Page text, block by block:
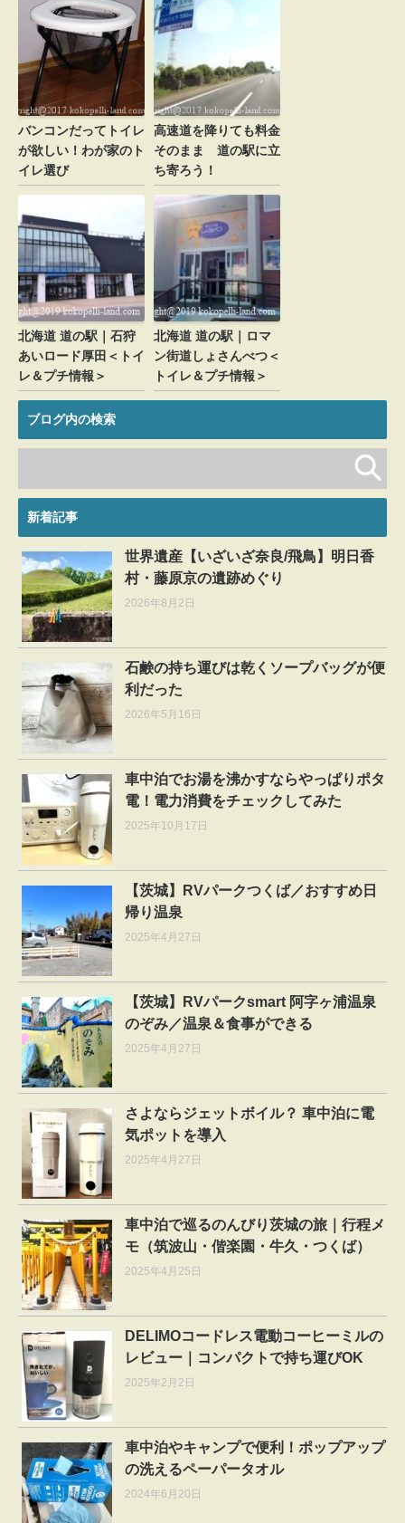
バンコンだってトイレ
が欲しい！わが家のト
イレ選び
高速道を降りても料金
そのまま 道の駅に立
ち寄ろう！
北海道 道の駅｜石狩
あいロード厚田＜トイ
レ＆プチ情報＞
北海道 道の駅｜ロマ
ン街道しょさんべつ＜
トイレ＆プチ情報＞
ブログ内の検索
新着記事
世界遺産【いざいざ奈良/飛鳥】明日香
村・藤原京の遺跡めぐり
2026年8月2日
石鹸の持ち運びは乾くソープバッグが便
利だった
2026年5月16日
車中泊でお湯を沸かすならやっぱりポタ
電！電力消費をチェックしてみた
2025年10月17日
【茨城】RVパークつくば／おすすめ日
帰り温泉
2025年4月27日
【茨城】RVパークsmart 阿字ヶ浦温泉
のぞみ／温泉＆食事ができる
2025年4月27日
さよならジェットボイル？ 車中泊に電
気ポットを導入
2025年4月27日
車中泊で巡るのんびり茨城の旅｜行程メ
モ（筑波山・偕楽園・牛久・つくば）
2025年4月25日
DELIMOコードレス電動コーヒーミルの
レビュー｜コンパクトで持ち運びOK
2025年2月2日
車中泊やキャンプで便利！ポップアップ
の洗えるペーパータオル
2024年6月20日